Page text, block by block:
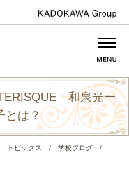
」和泉光一
とは？
トピックス / 学校ブログ
/